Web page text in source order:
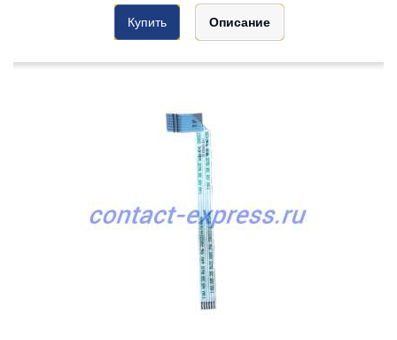
Купить Описание